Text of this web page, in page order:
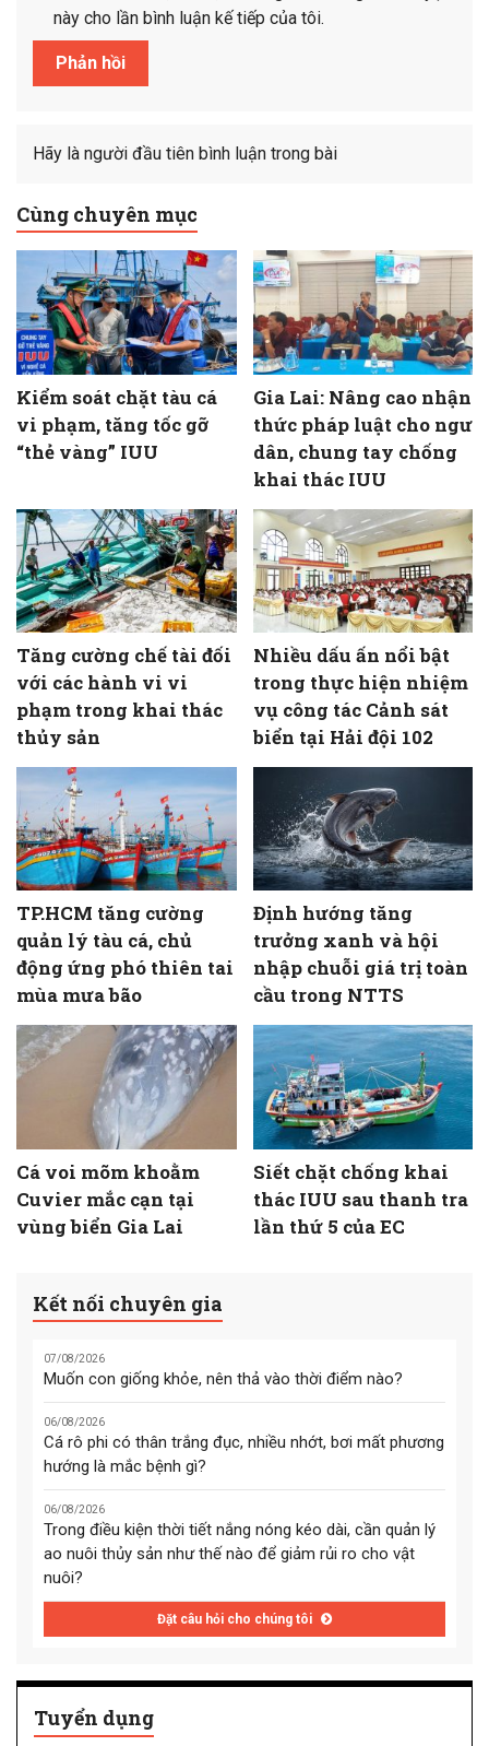
này cho lần bình luận kế tiếp của tôi.
Hãy là người đầu tiên bình luận trong bài
Cùng chuyên mục
Kiểm soát chặt tàu cá
vi phạm, tăng tốc gỡ
“thẻ vàng” IUU
Gia Lai: Nâng cao nhận
thức pháp luật cho ngư
dân, chung tay chống
khai thác IUU
Tăng cường chế tài đối
với các hành vi vi
phạm trong khai thác
thủy sản
Nhiều dấu ấn nổi bật
trong thực hiện nhiệm
vụ công tác Cảnh sát
biển tại Hải đội 102
TP.HCM tăng cường
quản lý tàu cá, chủ
động ứng phó thiên tai
mùa mưa bão
Định hướng tăng
trưởng xanh và hội
nhập chuỗi giá trị toàn
cầu trong NTTS
Cá voi mõm khoằm
Cuvier mắc cạn tại
vùng biển Gia Lai
Siết chặt chống khai
thác IUU sau thanh tra
lần thứ 5 của EC
Kết nối chuyên gia
07/08/2026
Muốn con giống khỏe, nên thả vào thời điểm nào?
06/08/2026
Cá rô phi có thân trắng đục, nhiều nhớt, bơi mất phương
hướng là mắc bệnh gì?
06/08/2026
Trong điều kiện thời tiết nắng nóng kéo dài, cần quản lý
ao nuôi thủy sản như thế nào để giảm rủi ro cho vật
nuôi?
Đặt câu hỏi cho chúng tôi
Tuyển dụng